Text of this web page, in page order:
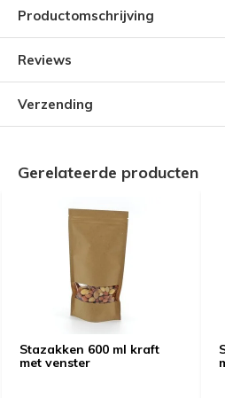
Productomschrijving
Reviews
Verzending
Gerelateerde producten
Stazakken 600 ml kraft
met venster